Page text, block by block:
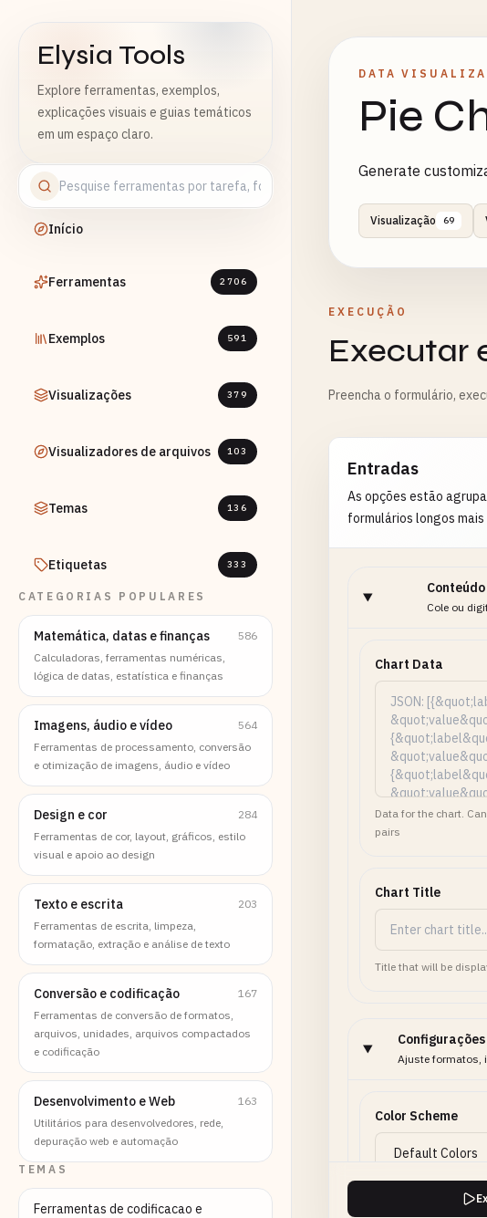
Elysia Tools
Explore ferramentas, exemplos,
explicações visuais e guias temáticos
em um espaço claro.
Início
Ferramentas 2706
Exemplos 591
Visualizações 379
Visualizadores de arquivos 103
Temas 136
Etiquetas 333
CATEGORIAS POPULARES
Matemática, datas e finanças
586
Calculadoras, ferramentas numéricas,
lógica de datas, estatística e finanças
Imagens, áudio e vídeo
564
Ferramentas de processamento, conversão
e otimização de imagens, áudio e vídeo
Design e cor
284
Ferramentas de cor, layout, gráficos, estilo
visual e apoio ao design
Texto e escrita
203
Ferramentas de escrita, limpeza,
formatação, extração e análise de texto
Conversão e codificação
167
Ferramentas de conversão de formatos,
arquivos, unidades, arquivos compactados
e codificação
Desenvolvimento e Web
163
Utilitários para desenvolvedores, rede,
depuração web e automação
TEMAS
Ferramentas de codificacao e
DATA
Pie
Generate
Visualização 69
EXECUÇÃO
Executar
Preencha o formulário,
Entradas
As opções estão
formulários longos
Conteúdo
Cole ou
Chart Data
Data for the chart.
pairs
Chart Title
Title that will be
Configurações
Ajuste formatos,
Color Scheme